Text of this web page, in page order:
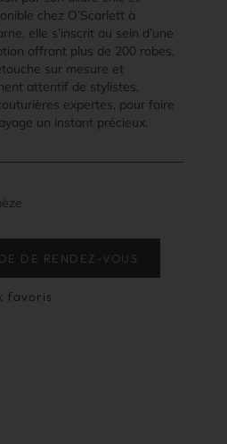
chez O’Scarlett à
elle s’inscrit au sein d’une
offrant plus de 200 robes,
sur mesure et
attentif de stylistes,
expertes, pour faire
un instant précieux.
DE RENDEZ-VOUS
favoris